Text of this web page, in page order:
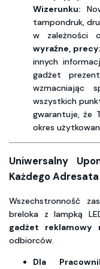
Wizerunku:
tampondruk,
w zależności
wyraźne,
innych
gadżet
wzmacniając
wszystkich
gwarantuje, że
okres
Uniwersalny
Każdego Adresata
Wszechstronność
breloka z lampką
gadżet reklamowy
odbiorców.
Dla